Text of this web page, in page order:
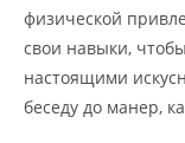
физической
свои навыки,
настоящими
беседу до манер,